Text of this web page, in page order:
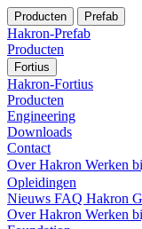
Producten Prefab
Hakron-Prefab
Producten
Fortius
Hakron-Fortius
Producten
Engineering
Downloads
Contact
Over Hakron Werken
Opleidingen
Nieuws FAQ Hakron
Over Hakron Werken